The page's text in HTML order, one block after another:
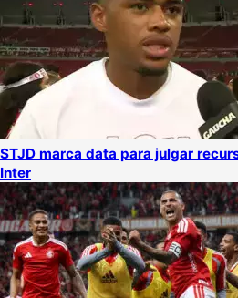
STJD marca data para julgar
Inter